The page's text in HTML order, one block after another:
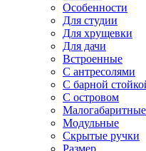
Особенности
Для студии
Для хрущевки
Для дачи
Встроенные
С антресолями
С барной
С островом
Малогабаритные
Модульные
Скрытые ручки
Размер